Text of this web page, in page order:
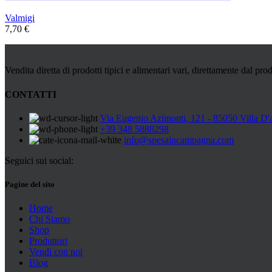
Valmigi
7,70 €
Vendita diretta di prodotti tipici e alimentari vari, direttamente dal
CONTATTI
Via Eugenio Azimonti, 121 - 85050 Villa
+39 348 5888298
info@spesaincampagna.com
Seguici sui social:
Pagine del sito
Home
Chi Siamo
Shop
Produttori
Vendi con noi
Blog